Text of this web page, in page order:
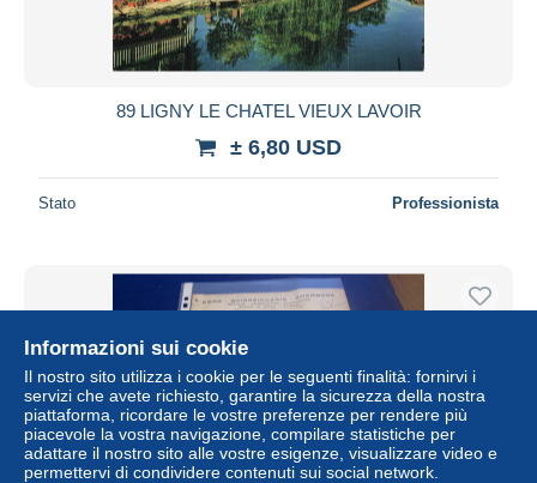
89 LIGNY LE CHATEL VIEUX LAVOIR
± 6,80 USD
Stato Professionista
Informazioni sui cookie
Il nostro sito utilizza i cookie per le seguenti finalità: fornirvi i
servizi che avete richiesto, garantire la sicurezza della nostra
piattaforma, ricordare le vostre preferenze per rendere più
piacevole la vostra navigazione, compilare statistiche per
adattare il nostro sito alle vostre esigenze, visualizzare video e
permettervi di condividere contenuti sui social network.